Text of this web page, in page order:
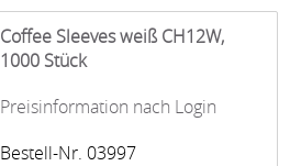
Coffee Sleeves weiß CH12W,
1000 Stück
Preisinformation nach Login
Bestell-Nr. 03997